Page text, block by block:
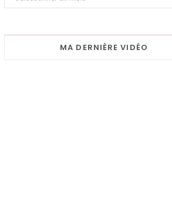
MA DERNIÈRE VIDÉO